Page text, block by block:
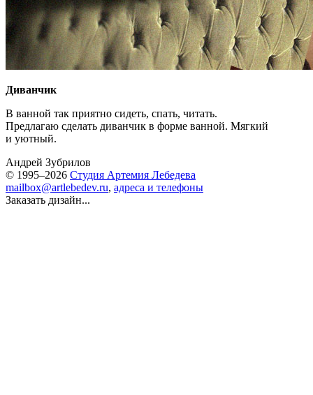
Диванчик
В ванной так приятно сидеть, спать, читать.
Предлагаю сделать диванчик в форме ванной. Мягкий
и уютный.
Андрей Зубрилов
© 1995–2026 Студия Артемия Лебедева
mailbox@artlebedev.ru, адреса и телефоны
Заказать дизайн...